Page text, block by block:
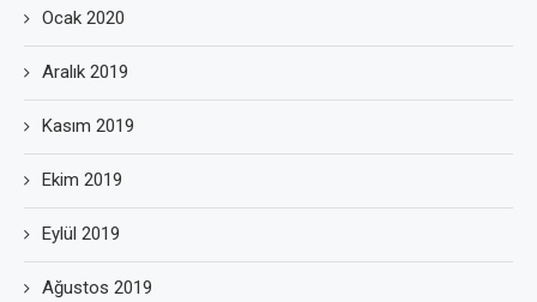
Ocak 2020
Aralık 2019
Kasım 2019
Ekim 2019
Eylül 2019
Ağustos 2019